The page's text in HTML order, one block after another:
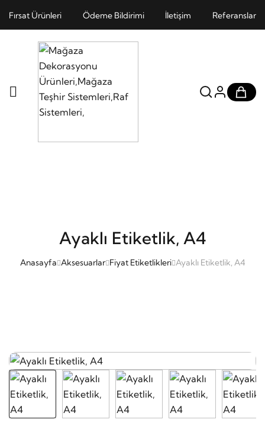
Fırsat Ürünleri Ödeme Bildirimi İletişim Referanslar
Ayaklı Etiketlik, A4
Anasayfa Aksesuarlar Fiyat Etiketlikleri Ayaklı Etiketlik, A4